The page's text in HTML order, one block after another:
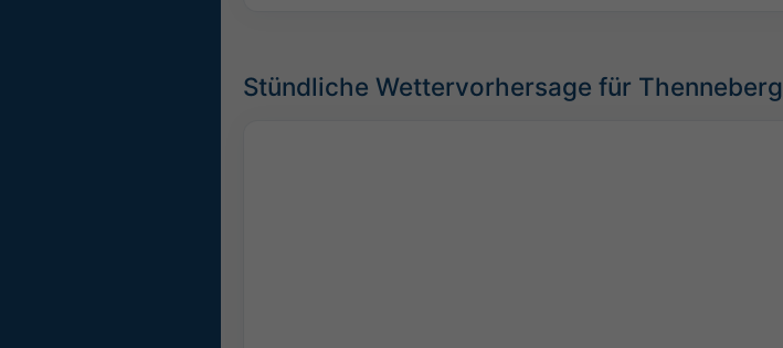
Stündliche Wettervorhersage für Thenneberg